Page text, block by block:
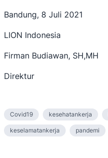
Bandung, 8 Juli 2021
LION Indonesia
Firman Budiawan, SH,MH
Direktur
Covid19 kesehatankerja
keselamatankerja pandemi